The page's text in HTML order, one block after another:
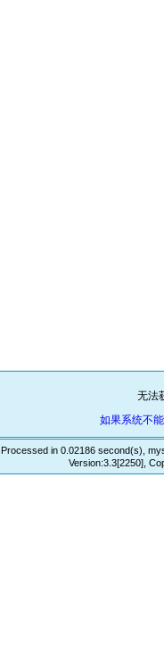
无法
如果系统不
Processed in 0.02186 second(s),
Version:3.3[2250],